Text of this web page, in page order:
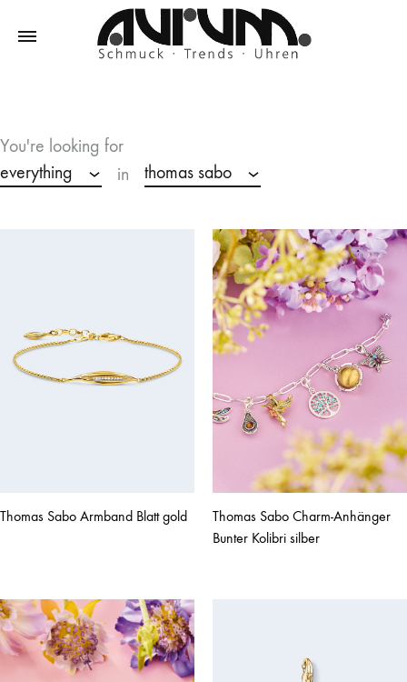
Trends
–
Uhren
You're looking for
everything
in thomas sabo
Thomas Sabo Armband Blatt gold
Thomas Sabo Charm-Anhänger
Bunter Kolibri silber